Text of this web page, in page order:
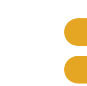
navigation